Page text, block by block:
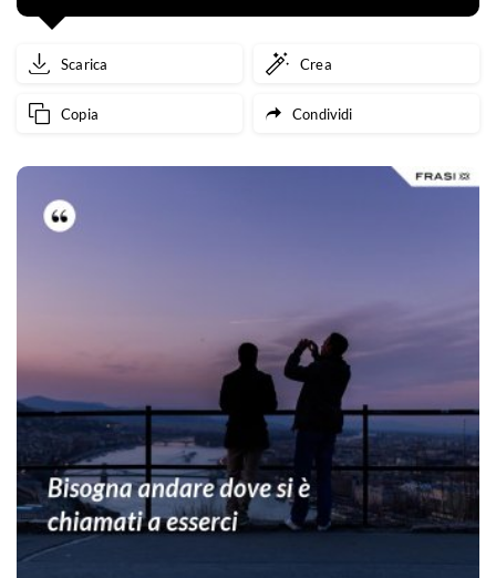
Scarica Crea
Copia Condividi